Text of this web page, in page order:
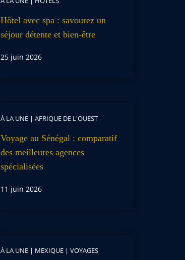
Hôtel avec spa : savourez un
séjour détente et bien-être
25 juin 2026
À LA UNE| AFRIQUE DE L'OUEST
Voyage au Sénégal : comparatif
des meilleures agences
spécialisées
11 juin 2026
À LA UNE| MEXIQUE| VOYAGES